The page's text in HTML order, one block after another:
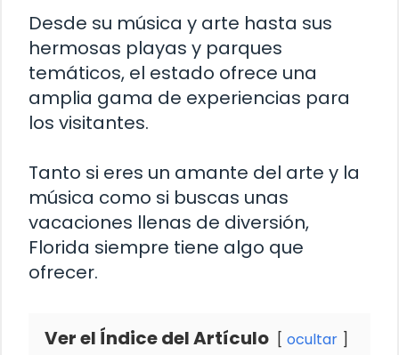
Desde su música y arte hasta sus
hermosas playas y parques
temáticos, el estado ofrece una
amplia gama de experiencias para
los visitantes.
Tanto si eres un amante del arte y la
música como si buscas unas
vacaciones llenas de diversión,
Florida siempre tiene algo que
ofrecer.
Ver el Índice del Artículo ocultar